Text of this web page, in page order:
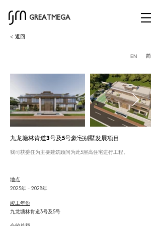
GREATMEGA
< 返回
EN 简
九龙塘林肯道3号及5号豪宅别墅发展项目
我司获委任为主要建筑顾问为此3层高住宅进行工程。
地点
2025年 – 2028年
九龙塘林肯道3号及5号
竣工年份